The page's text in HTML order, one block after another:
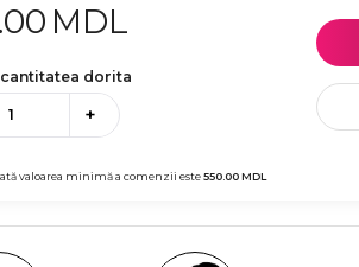
MDL
dorita
+
valoarea minimă a comenzii este550.00MDL